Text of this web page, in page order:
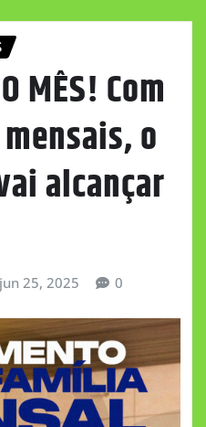
MÊS! Com
o
alcançar
jun 25, 2025 0